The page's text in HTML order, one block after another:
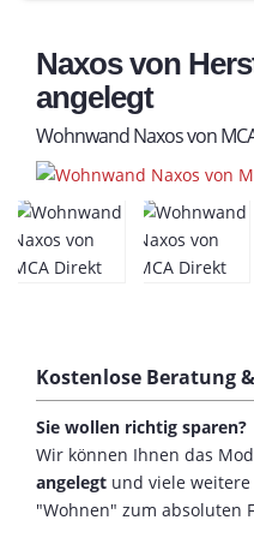
Naxos von
angelegt
Wohnwand Naxos von
Kostenlose Beratung
Sie wollen richtig sparen?
Wir können Ihnen das
angelegt und viele
"Wohnen" zum absoluten